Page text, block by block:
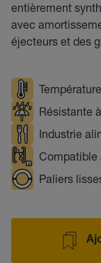
entièrement
avec
éjecteurs et des
Résistante
Industrie
Compatible
Paliers